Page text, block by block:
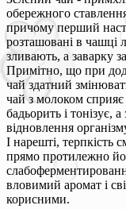
обережного
причому перший
розташовані в
зливають, а заварку
Примітно, що при
чай здатний
чай з молоком сприяє
бадьорить і тонізує,
відновлення
І нарешті, терпкість
прямо протилежно
вловимий аромат і
корисними.